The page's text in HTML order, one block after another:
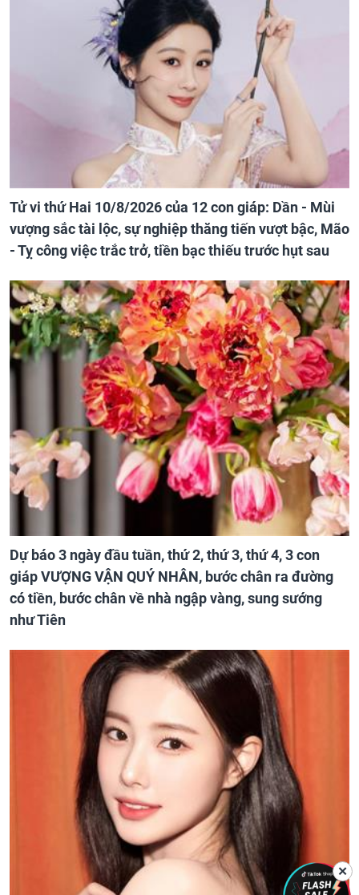
Tử vi thứ Hai 10/8/2026 của 12 con giáp: Dần - Mùi
vượng sắc tài lộc, sự nghiệp thăng tiến vượt bậc, Mão
- Tỵ công việc trắc trở, tiền bạc thiếu trước hụt sau
Dự báo 3 ngày đầu tuần, thứ 2, thứ 3, thứ 4, 3 con
giáp VƯỢNG VẬN QUÝ NHÂN, bước chân ra đường
có tiền, bước chân về nhà ngập vàng, sung sướng
như Tiên
✕